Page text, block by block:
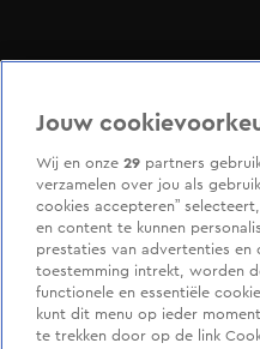
Jouw
Wij en onze 29 partners
verzamelen over jou als
cookies accepteren”
en content te kunnen
prestaties van advertenties en
toestemming intrekt, worden
functionele en essentiële
kunt dit menu op ieder
te trekken door op de link